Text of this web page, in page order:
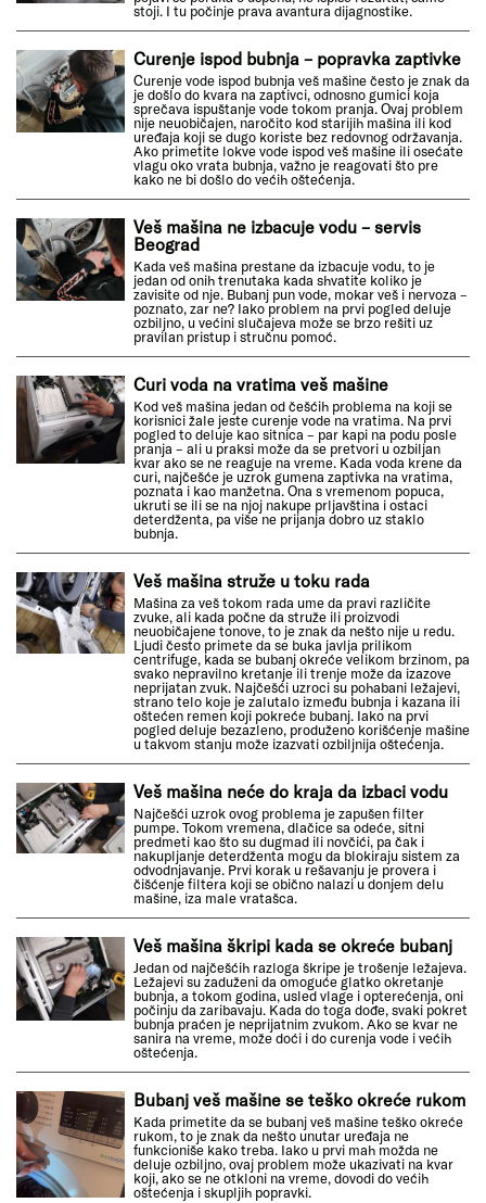
stoji. I tu počinje prava avantura dijagnostike.
Curenje ispod bubnja – popravka zaptivke
Curenje vode ispod bubnja veš mašine često je znak da
je došlo do kvara na zaptivci, odnosno gumici koja
sprečava ispuštanje vode tokom pranja. Ovaj problem
nije neuobičajen, naročito kod starijih mašina ili kod
uređaja koji se dugo koriste bez redovnog održavanja.
Ako primetite lokve vode ispod veš mašine ili osećate
vlagu oko vrata bubnja, važno je reagovati što pre
kako ne bi došlo do većih oštećenja.
Veš mašina ne izbacuje vodu – servis
Beograd
Kada veš mašina prestane da izbacuje vodu, to je
jedan od onih trenutaka kada shvatite koliko je
zavisite od nje. Bubanj pun vode, mokar veš i nervoza –
poznato, zar ne? Iako problem na prvi pogled deluje
ozbiljno, u većini slučajeva može se brzo rešiti uz
pravilan pristup i stručnu pomoć.
Curi voda na vratima veš mašine
Kod veš mašina jedan od češćih problema na koji se
korisnici žale jeste curenje vode na vratima. Na prvi
pogled to deluje kao sitnica – par kapi na podu posle
pranja – ali u praksi može da se pretvori u ozbiljan
kvar ako se ne reaguje na vreme. Kada voda krene da
curi, najčešće je uzrok gumena zaptivka na vratima,
poznata i kao manžetna. Ona s vremenom popuca,
ukruti se ili se na njoj nakupe prljavština i ostaci
deterdženta, pa više ne prijanja dobro uz staklo
bubnja.
Veš mašina struže u toku rada
Mašina za veš tokom rada ume da pravi različite
zvuke, ali kada počne da struže ili proizvodi
neuobičajene tonove, to je znak da nešto nije u redu.
Ljudi često primete da se buka javlja prilikom
centrifuge, kada se bubanj okreće velikom brzinom, pa
svako nepravilno kretanje ili trenje može da izazove
neprijatan zvuk. Najčešći uzroci su pohabani ležajevi,
strano telo koje je zalutalo između bubnja i kazana ili
oštećen remen koji pokreće bubanj. Iako na prvi
pogled deluje bezazleno, produženo korišćenje mašine
u takvom stanju može izazvati ozbiljnija oštećenja.
Veš mašina neće do kraja da izbaci vodu
Najčešći uzrok ovog problema je zapušen filter
pumpe. Tokom vremena, dlačice sa odeće, sitni
predmeti kao što su dugmad ili novčići, pa čak i
nakupljanje deterdženta mogu da blokiraju sistem za
odvodnjavanje. Prvi korak u rešavanju je provera i
čišćenje filtera koji se obično nalazi u donjem delu
mašine, iza male vratašca.
Veš mašina škripi kada se okreće bubanj
Jedan od najčešćih razloga škripe je trošenje ležajeva.
Ležajevi su zaduženi da omoguće glatko okretanje
bubnja, a tokom godina, usled vlage i opterećenja, oni
počinju da zaribavaju. Kada do toga dođe, svaki pokret
bubnja praćen je neprijatnim zvukom. Ako se kvar ne
sanira na vreme, može doći i do curenja vode i većih
oštećenja.
Bubanj veš mašine se teško okreće rukom
Kada primetite da se bubanj veš mašine teško okreće
rukom, to je znak da nešto unutar uređaja ne
funkcioniše kako treba. Iako u prvi mah možda ne
deluje ozbiljno, ovaj problem može ukazivati na kvar
koji, ako se ne otkloni na vreme, dovodi do većih
oštećenja i skupljih popravki.